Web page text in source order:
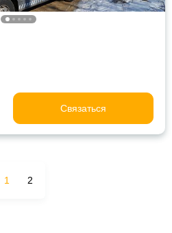
Связаться
1 2